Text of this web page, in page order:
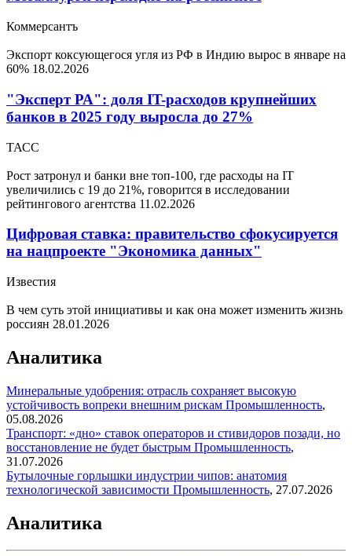
Коммерсантъ
Экспорт коксующегося угля из РФ в Индию вырос в январе на
60% 18.02.2026
"Эксперт РА": доля IT-расходов крупнейших
банков в 2025 году выросла до 27%
ТАСС
Рост затронул и банки вне топ-100, где расходы на IT
увеличились с 19 до 21%, говорится в исследовании
рейтингового агентства 11.02.2026
Цифровая ставка: правительство сфокусируется
на нацпроекте "Экономика данных"
Известия
В чем суть этой инициативы и как она может изменить жизнь
россиян 28.01.2026
Аналитика
Минеральные удобрения: отрасль сохраняет высокую
устойчивость вопреки внешним рискам Промышленность,
05.08.2026
Транспорт: «дно» ставок операторов и стивидоров позади, но
восстановление не будет быстрым Промышленность,
31.07.2026
Бутылочные горлышки индустрии чипов: анатомия
технологической зависимости Промышленность, 27.07.2026
Аналитика